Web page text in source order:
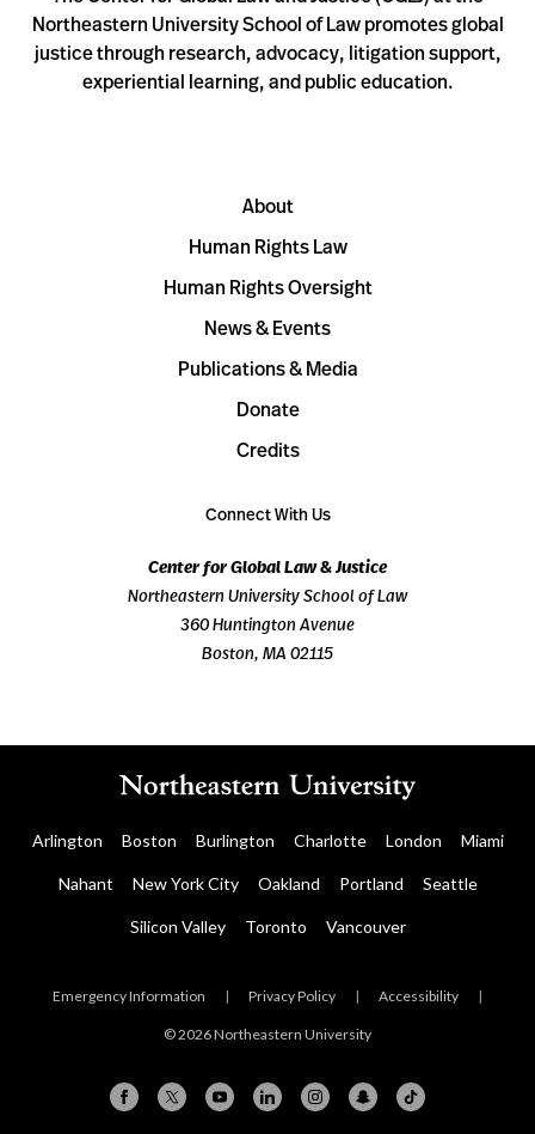
Northeastern University School of Law promotes global
justice through research, advocacy, litigation support,
experiential learning, and public education.
About
Human Rights Law
Human Rights Oversight
News & Events
Publications & Media
Donate
Credits
Connect With Us
Center for Global Law & Justice
Northeastern University School of Law
360 Huntington Avenue
Boston, MA 02115
Arlington Boston Burlington Charlotte London Miami
Nahant New York City Oakland Portland Seattle
Silicon Valley Toronto Vancouver
Emergency Information | Privacy Policy | Accessibility |
© 2026 Northeastern University